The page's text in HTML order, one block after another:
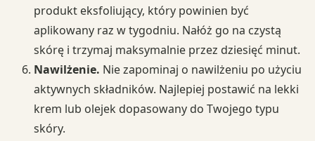
produkt eksfoliujący, który powinien być
aplikowany raz w tygodniu. Nałóż go na czystą
skórę i trzymaj maksymalnie przez dziesięć minut.
Nawilżenie. Nie zapominaj o nawilżeniu po użyciu
aktywnych składników. Najlepiej postawić na lekki
krem lub olejek dopasowany do Twojego typu
skóry.